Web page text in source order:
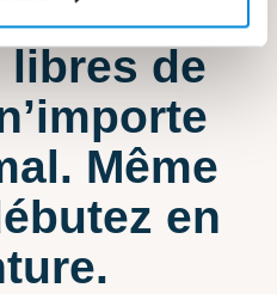
vous
libres de
Même
en